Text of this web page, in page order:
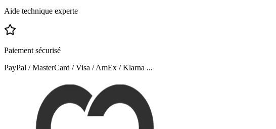
Aide technique experte
Paiement sécurisé
PayPal / MasterCard / Visa / AmEx / Klarna ...